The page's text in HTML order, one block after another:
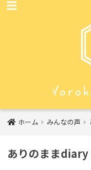
ホーム みんなの声
ありのまま